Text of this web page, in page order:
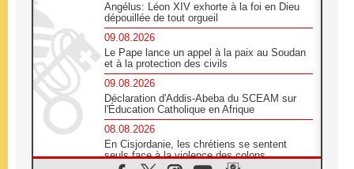
Angélus: Léon XIV exhorte à la foi en Dieu
dépouillée de tout orgueil
09.08.2026
Le Pape lance un appel à la paix au Soudan
et à la protection des civils
09.08.2026
Déclaration d'Addis-Abeba du SCEAM sur
l'Éducation Catholique en Afrique
08.08.2026
En Cisjordanie, les chrétiens se sentent
seuls face à la violence des colons